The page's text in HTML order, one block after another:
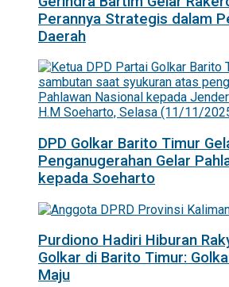
Perannya Strategis dalam
Daerah
DPD Golkar Barito Timur
Penganugerahan Gelar
kepada Soeharto
Purdiono Hadiri Hiburan
Golkar di Barito Timur:
Maju